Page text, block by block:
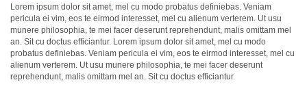
Lorem ipsum dolor sit amet, mel cu modo probatus definiebas. Veniam
pericula ei vim, eos te eirmod interesset, mel cu alienum verterem. Ut usu
munere philosophia, te mei facer deserunt reprehendunt, malis omittam mel
an. Sit cu doctus efficiantur. Lorem ipsum dolor sit amet, mel cu modo
probatus definiebas. Veniam pericula ei vim, eos te eirmod interesset, mel cu
alienum verterem. Ut usu munere philosophia, te mei facer deserunt
reprehendunt, malis omittam mel an. Sit cu doctus efficiantur.